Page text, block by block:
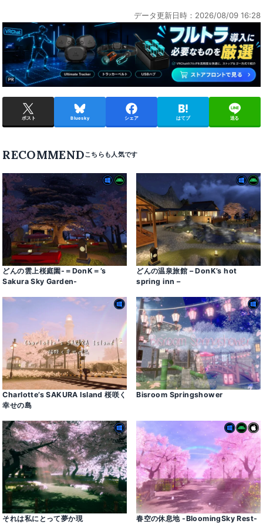
データ更新日時：2026/08/09 16:28
ポスト Bluesky シェア はてブ 送る
RECOMMEND
どんの雲上桜庭園-＝DonK＝’s
Sakura Sky Garden-
どんの温泉旅館 – DonK’s hot
spring inn –
Charlotte’s SAKURA Island 桜咲く
幸せの島
Bisroom Springshower
それは私にとって夢か現
春空の休息地 -BloomingSky Rest-